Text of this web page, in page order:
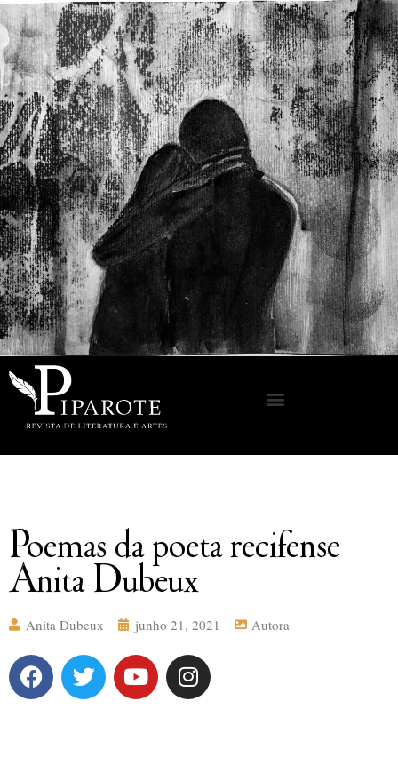
Poemas da poeta recifense
Anita Dubeux
Anita Dubeux junho 21, 2021 Autora